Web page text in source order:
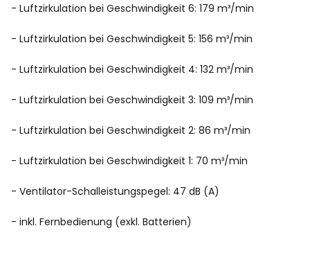
- Luftzirkulation bei Geschwindigkeit 6: 179 m³/min
- Luftzirkulation bei Geschwindigkeit 5: 156 m³/min
- Luftzirkulation bei Geschwindigkeit 4: 132 m³/min
- Luftzirkulation bei Geschwindigkeit 3: 109 m³/min
- Luftzirkulation bei Geschwindigkeit 2: 86 m³/min
- Luftzirkulation bei Geschwindigkeit 1: 70 m³/min
- Ventilator-Schalleistungspegel: 47 dB (A)
- inkl. Fernbedienung (exkl. Batterien)